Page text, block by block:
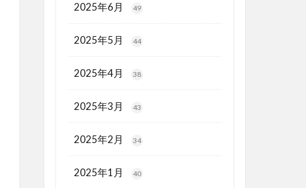
2025年6月 49
2025年5月 44
2025年4月 38
2025年3月 43
2025年2月 34
2025年1月 40